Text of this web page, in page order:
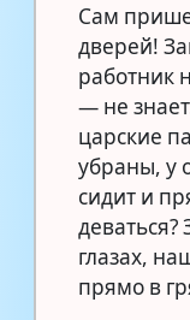
Сам
дверей!
работник
— не
царские
убраны, у
сидит и
деваться?
глазах,
прямо в